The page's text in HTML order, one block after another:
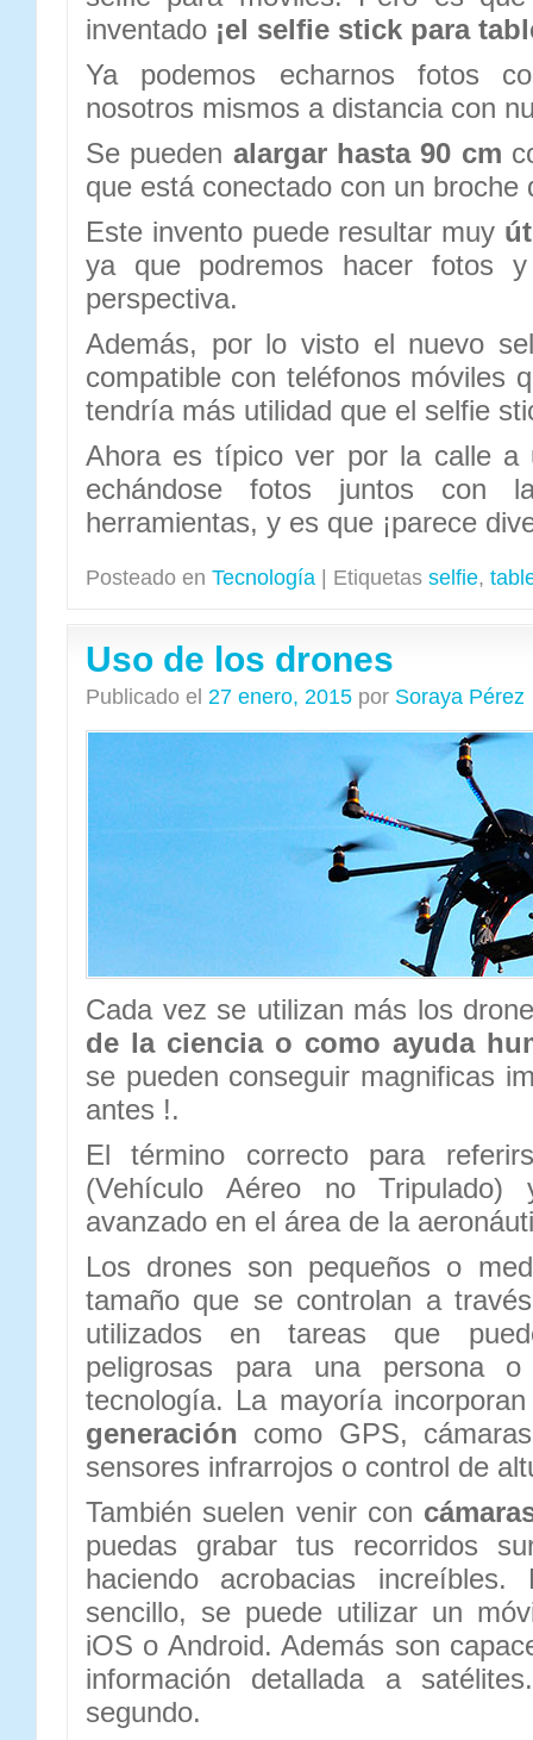
inventado ¡el selfie stick para
Ya podemos echarnos fotos
nosotros mismos a distancia con
Se pueden alargar hasta 90 cm
que está conectado con un broche
Este invento puede resultar muy
ya que podremos hacer fotos
perspectiva.
Además, por lo visto el nuevo
compatible con teléfonos móviles
tendría más utilidad que el selfie
Ahora es típico ver por la calle a
echándose fotos juntos con
herramientas, y es que ¡parece
Posteado en Tecnología Etiquetas selfie,
Uso de los drones
Publicado el 27 enero, 2015 por Soraya Pérez
Cada vez se utilizan más los
de la ciencia o como ayuda
se pueden conseguir magnificas
antes !.
El término correcto para
(Vehículo Aéreo no
avanzado en el área de la
Los drones son pequeños o
tamaño que se controlan a
utilizados en tareas que
peligrosas para una persona
tecnología. La mayoría incorporan
generación como GPS,
sensores infrarrojos o control de
También suelen venir con
puedas grabar tus recorridos
haciendo acrobacias
sencillo, se puede utilizar un
iOS o Android. Además son
información detallada a
segundo.